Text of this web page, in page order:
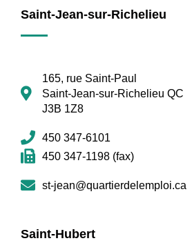
Saint-Jean-sur-Richelieu
165, rue Saint-Paul
Saint-Jean-sur-Richelieu QC
J3B 1Z8
450 347-6101
450 347-1198 (fax)
st-jean@quartierdelemploi.ca
Saint-Hubert